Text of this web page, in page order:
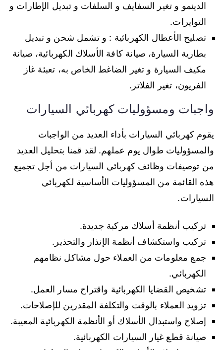
الدينمو و تغير السفايف و السلفات و تبديل الإطارات و
التوايرات.
تصليح الأعطال الكهربائية : و تشمل شحن و تبديل
بطارية السيارة، صيانة كافة الأسلاك الكهربائية، صيانة
مكيف السيارة و تغير الضاغط الخاص به، تعبئة غاز
الفريون، تغير الفلاتر.
واجبات ومسؤوليات كهربائي السيارات
يقوم كهربائي السيارات بأداء العديد من الواجبات
والمسؤوليات طوال يوم عملهم. لقد قمنا بتحليل العديد
من توصيفات وظائف كهربائي السيارات من أجل تجميع
هذه القائمة من المسؤوليات الأساسية لكهربائي
السيارات.
تركيب أنظمة أسلاك مركبة جديدة.
تركيب واستكشاف أنظمة الإنذار والتحذير.
جمع معلومات من العملاء حول مشاكل نظامهم
الكهربائي.
تشخيص القضايا الكهربائية واقتراح مسار العمل.
تزويد العملاء بالوقت والتكلفة المقدرين للإصلاحات.
إصلاح واستبدال الأسلاك أو الأنظمة الكهربائية المعيبة.
صيانة قطع غيار السيارات الكهربائية.